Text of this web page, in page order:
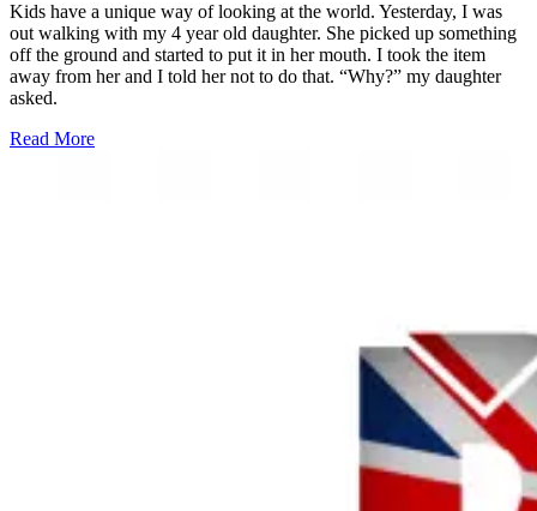
Kids have a unique way of looking at the world. Yesterday, I was
out walking with my 4 year old daughter. She picked up something
off the ground and started to put it in her mouth. I took the item
away from her and I told her not to do that. “Why?” my daughter
asked.
Read More